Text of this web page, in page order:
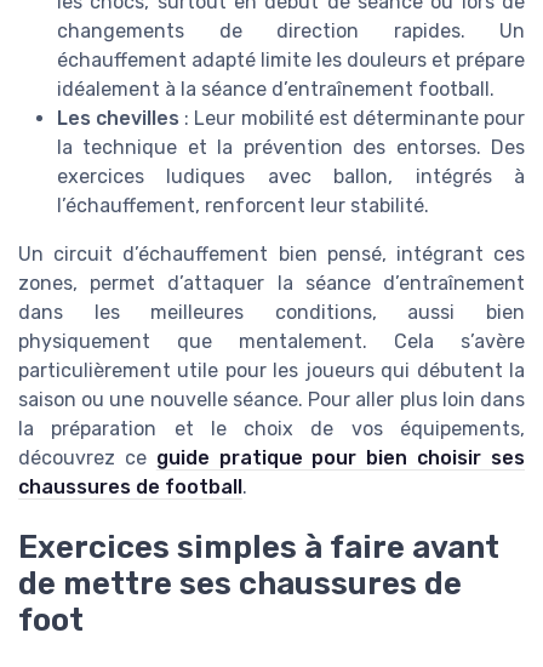
changements de direction rapides. Un
échauffement adapté limite les douleurs et prépare
idéalement à la séance d’entraînement football.
Les chevilles : Leur mobilité est déterminante pour
la technique et la prévention des entorses. Des
exercices ludiques avec ballon, intégrés à
l’échauffement, renforcent leur stabilité.
Un circuit d’échauffement bien pensé, intégrant ces
zones, permet d’attaquer la séance d’entraînement
dans les meilleures conditions, aussi bien
physiquement que mentalement. Cela s’avère
particulièrement utile pour les joueurs qui débutent la
saison ou une nouvelle séance. Pour aller plus loin dans
la préparation et le choix de vos équipements,
découvrez ce guide pratique pour bien choisir ses
chaussures de football.
Exercices simples à faire avant
de mettre ses chaussures de
foot